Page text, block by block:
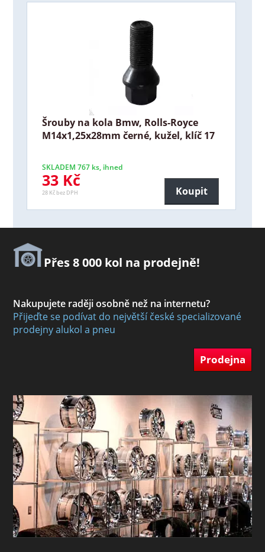
Šrouby na kola Bmw, Rolls-Royce
M14x1,25x28mm černé, kužel, klíč 17
SKLADEM 767 ks, ihned
33 Kč
28 Kč bez DPH Koupit
Přes 8 000 kol na prodejně!
Nakupujete raději osobně než na internetu?
Přijeďte se podívat do největší české specializované
prodejny alukol a pneu
Prodejna